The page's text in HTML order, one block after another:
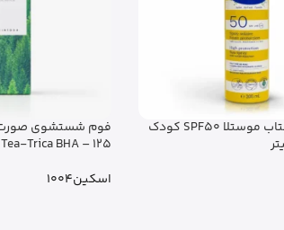
اسپری ضد آفتاب موستلا SPF50 کودک
Tea-Trica BHA – 125 میلی لیتر
اسکین1004